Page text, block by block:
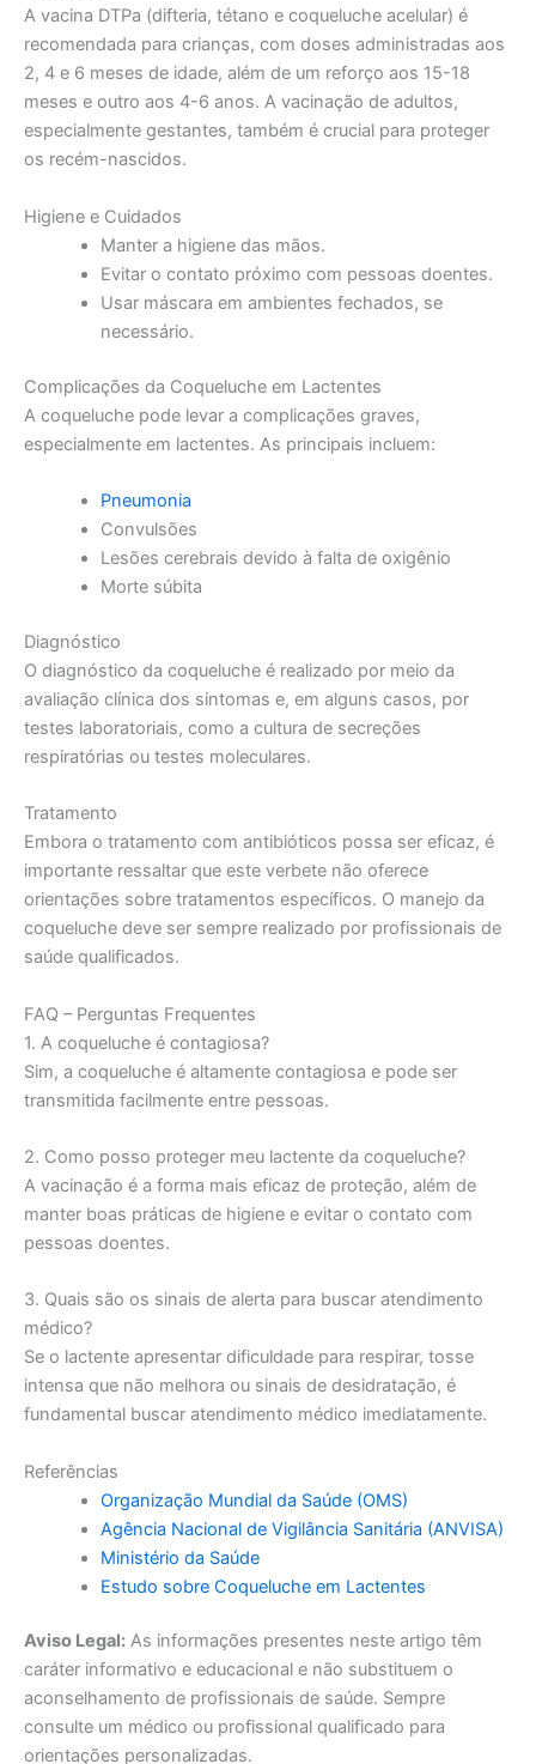
A vacina DTPa (difteria, tétano e coqueluche acelular) é
recomendada para crianças, com doses administradas aos
2, 4 e 6 meses de idade, além de um reforço aos 15-18
meses e outro aos 4-6 anos. A vacinação de adultos,
especialmente gestantes, também é crucial para proteger
os recém-nascidos.
Higiene e Cuidados
Manter a higiene das mãos.
Evitar o contato próximo com pessoas doentes.
Usar máscara em ambientes fechados, se
necessário.
Complicações da Coqueluche em Lactentes
A coqueluche pode levar a complicações graves,
especialmente em lactentes. As principais incluem:
Pneumonia
Convulsões
Lesões cerebrais devido à falta de oxigênio
Morte súbita
Diagnóstico
O diagnóstico da coqueluche é realizado por meio da
avaliação clínica dos sintomas e, em alguns casos, por
testes laboratoriais, como a cultura de secreções
respiratórias ou testes moleculares.
Tratamento
Embora o tratamento com antibióticos possa ser eficaz, é
importante ressaltar que este verbete não oferece
orientações sobre tratamentos específicos. O manejo da
coqueluche deve ser sempre realizado por profissionais de
saúde qualificados.
FAQ – Perguntas Frequentes
1. A coqueluche é contagiosa?
Sim, a coqueluche é altamente contagiosa e pode ser
transmitida facilmente entre pessoas.
2. Como posso proteger meu lactente da coqueluche?
A vacinação é a forma mais eficaz de proteção, além de
manter boas práticas de higiene e evitar o contato com
pessoas doentes.
3. Quais são os sinais de alerta para buscar atendimento
médico?
Se o lactente apresentar dificuldade para respirar, tosse
intensa que não melhora ou sinais de desidratação, é
fundamental buscar atendimento médico imediatamente.
Referências
Organização Mundial da Saúde (OMS)
Agência Nacional de Vigilância Sanitária (ANVISA)
Ministério da Saúde
Estudo sobre Coqueluche em Lactentes
Aviso Legal: As informações presentes neste artigo têm
caráter informativo e educacional e não substituem o
aconselhamento de profissionais de saúde. Sempre
consulte um médico ou profissional qualificado para
orientações personalizadas.